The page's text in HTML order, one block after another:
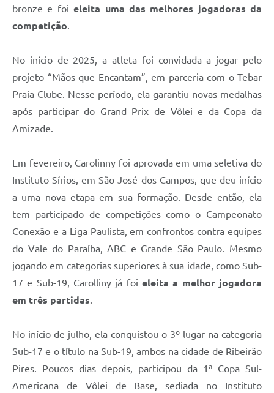
bronze e foieleita uma das melhores jogadoras da
competição.
No início de 2025, a atleta foi convidada a jogar pelo
projeto “Mãos que Encantam”, em parceria com o Tebar
Praia Clube. Nesse período, ela garantiu novas medalhas
após participar do Grand Prix de Vôlei e da Copa da
Amizade.
Em fevereiro, Carolinny foi aprovada em uma seletiva do
Instituto Sírios, em São José dos Campos, que deu início
a uma nova etapa em sua formação. Desde então, ela
tem participado de competições como o Campeonato
Conexão e a Liga Paulista, em confrontos contra equipes
do Vale do Paraíba, ABC e Grande São Paulo. Mesmo
jogando em categorias superiores à sua idade, como Sub-
17 e Sub-19, Carolliny já foi eleita a melhor jogadora
em três partidas.
No início de julho, ela conquistou o 3º lugar na categoria
Sub-17 e o título na Sub-19, ambos na cidade de Ribeirão
Pires. Poucos dias depois, participou da 1ª Copa Sul-
Americana de Vôlei de Base, sediada no Instituto